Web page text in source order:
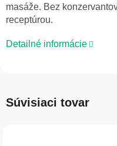
masáže. Bez
receptúrou.
Detailné informácie
Súvisiaci tovar